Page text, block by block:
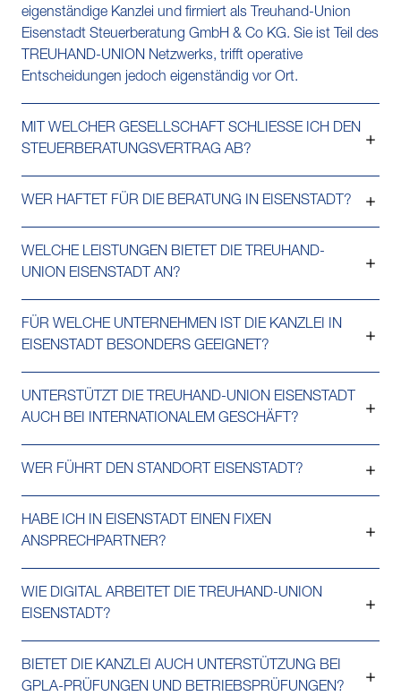
eigenständige Kanzlei und firmiert als Treuhand-Union
Eisenstadt Steuerberatung GmbH & Co KG. Sie ist Teil des
TREUHAND-UNION Netzwerks, trifft operative
Entscheidungen jedoch eigenständig vor Ort.
MIT WELCHER GESELLSCHAFT SCHLIESSE ICH DEN
STEUERBERATUNGSVERTRAG AB?
WER HAFTET FÜR DIE BERATUNG IN EISENSTADT?
WELCHE LEISTUNGEN BIETET DIE TREUHAND-
UNION EISENSTADT AN?
FÜR WELCHE UNTERNEHMEN IST DIE KANZLEI IN
EISENSTADT BESONDERS GEEIGNET?
UNTERSTÜTZT DIE TREUHAND-UNION EISENSTADT
AUCH BEI INTERNATIONALEM GESCHÄFT?
WER FÜHRT DEN STANDORT EISENSTADT?
HABE ICH IN EISENSTADT EINEN FIXEN
ANSPRECHPARTNER?
WIE DIGITAL ARBEITET DIE TREUHAND-UNION
EISENSTADT?
BIETET DIE KANZLEI AUCH UNTERSTÜTZUNG BEI
GPLA-PRÜFUNGEN UND BETRIEBSPRÜFUNGEN?